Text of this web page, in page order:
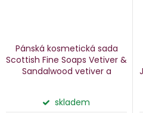
Pánská kosmetická sada
Scottish Fine Soaps Vetiver &
Sandalwood vetiver a
skladem